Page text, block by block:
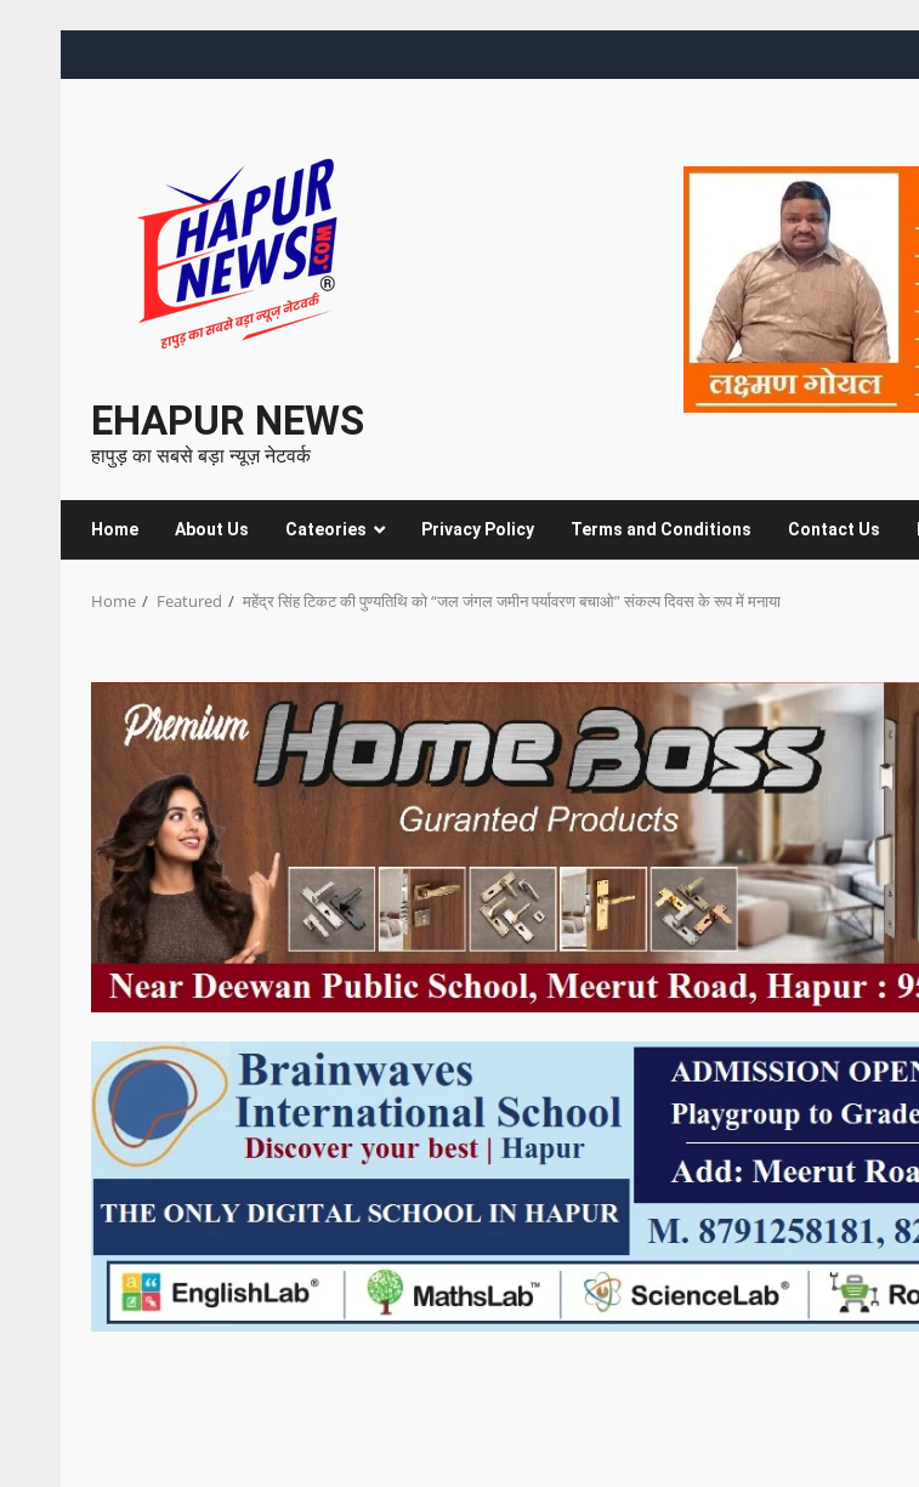
EHAPUR NEWS
हापुड़ का सबसे बड़ा न्यूज़ नेटवर्क
Home About Us Cateories Privacy Policy Terms and Conditions Contact Us
Home Featured महेंद्र सिंह टिकट की पुण्यतिथि को “जल जंगल जमीन पर्यावरण बचाओ” संकल्प दिवस के रूप में मनाया